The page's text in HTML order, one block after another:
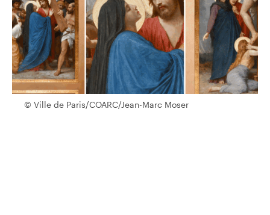
© Ville de Paris/COARC/Jean-Marc Moser
© Ville de Paris/COARC/Jean-Marc Moser